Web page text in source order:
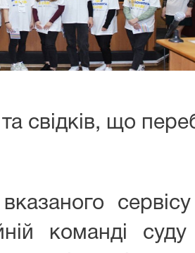
свідків, що
вказаного
команді